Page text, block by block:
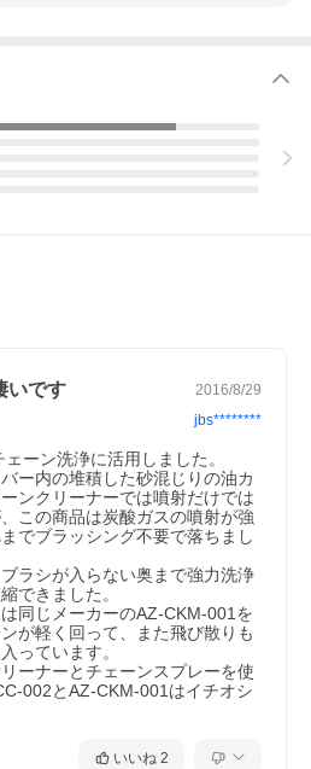
いです 2016/8/29
jbs********
ーン洗浄に活用しました。
ー内の堆積した砂混じりの油カ
ンクリーナーでは噴射だけでは
この商品は炭酸ガスの噴射が強
でブラッシング不要で落ちまし
ラシが入らない奥まで強力洗浄
できました。
同じメーカーのAZ-CKM-001を
が軽く回って、また飛び散りも
っています。
ーナーとチェーンスプレーを使
002とAZ-CKM-001はイチオシ
いいね 2